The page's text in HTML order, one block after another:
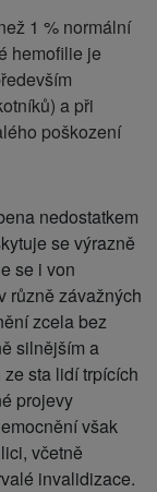
1 % normální
hemofilie je
a při
poškození
nedostatkem
se výrazně
se i von
různě závažných
zcela bez
silnějším a
sta lidí trpících
projevy
však
včetně
invalidizace.